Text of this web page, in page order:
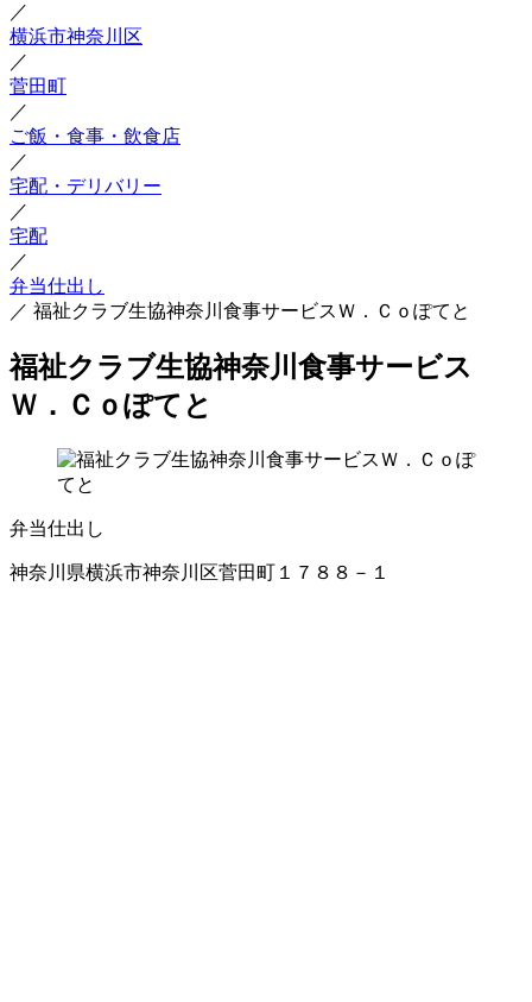
／
横浜市神奈川区
／
菅田町
／
ご飯・食事・飲食店
／
宅配・デリバリー
／
宅配
／
弁当仕出し
／ 福祉クラブ生協神奈川食事サービスＷ．Ｃｏぽてと
福祉クラブ生協神奈川食事サービス
Ｗ．Ｃｏぽてと
弁当仕出し
神奈川県横浜市神奈川区菅田町１７８８－１